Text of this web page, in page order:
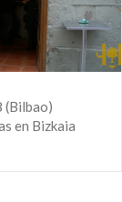
(Bilbao)
en Bizkaia